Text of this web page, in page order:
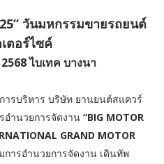
วันมหกรรมขายรถยนต์
ตอร์ไซค์
ไบเทค บางนา
รบริหาร บริษัท ยานยนต์สแควร์
อำนวยการจัดงาน “BIG MOTOR
GRAND MOTOR
ารอำนวยการจัดงาน เดินทัพ